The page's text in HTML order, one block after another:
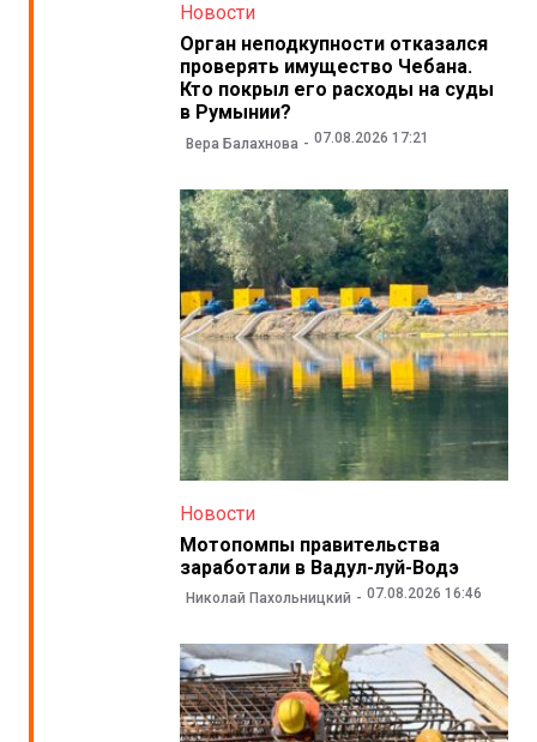
Новости
Орган неподкупности отказался
проверять имущество Чебана.
Кто покрыл его расходы на суды
в Румынии?
Вера Балахнова 07.08.2026 17:21
Новости
Мотопомпы правительства
заработали в Вадул-луй-Водэ
Николай Пахольницкий 07.08.2026 16:46